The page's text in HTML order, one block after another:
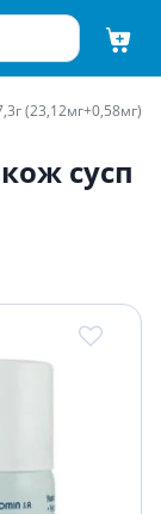
(23,12мг+0,58мг)
сусп